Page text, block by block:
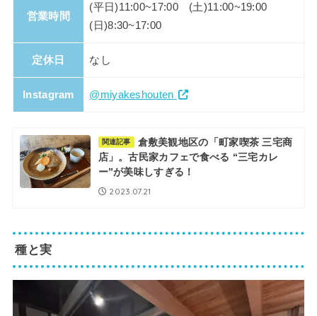
営業時間
(平日)11:00~17:00 (土)11:00~19:00
(日)8:30~17:00
定休日 なし
Instagram @miyakeshouten
関連記事
倉敷美観地区の「町家喫茶 三宅商
店」。古民家カフェで食べる “三宅カレ
ー”が美味しすぎる！
2023.07.21
種と実